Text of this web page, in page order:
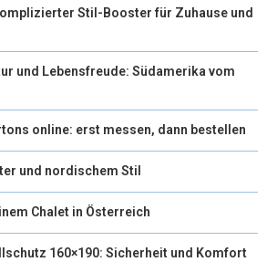
Stil-Booster für Zuhause und
und Lebensfreude: Südamerika vom
online: erst messen, dann bestellen
und nordischem Stil
Chalet in Österreich
160×190: Sicherheit und Komfort